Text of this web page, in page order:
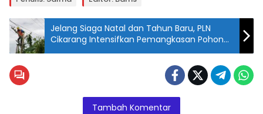
Jelang Siaga Natal dan Tahun Baru, PLN
Cikarang Intensifkan Pemangkasan Pohon
Demi Keandalan Listrik
Tambah Komentar